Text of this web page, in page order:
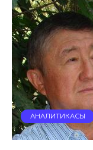
АНАЛИТИКАСЫ